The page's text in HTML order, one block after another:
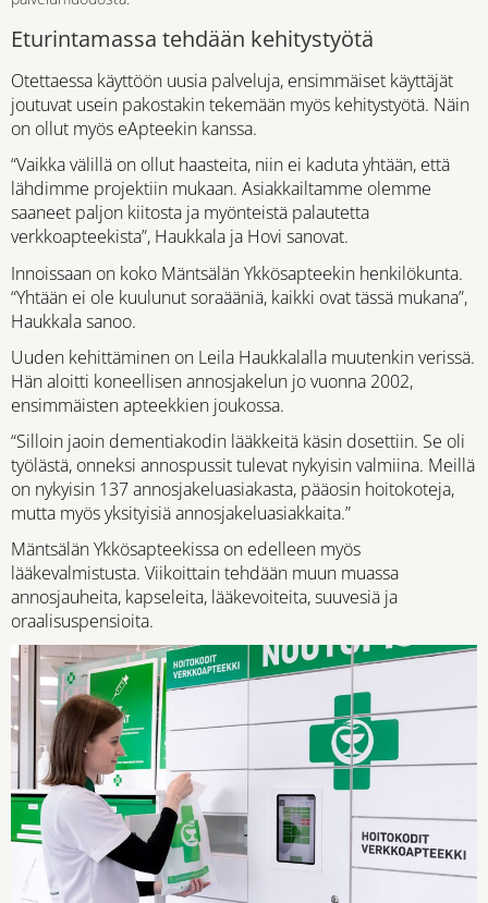
Eturintamassa tehdään kehitystyötä
Otettaessa käyttöön uusia palveluja, ensimmäiset käyttäjät
joutuvat usein pakostakin tekemään myös kehitystyötä. Näin
on ollut myös eApteekin kanssa.
“Vaikka välillä on ollut haasteita, niin ei kaduta yhtään, että
lähdimme projektiin mukaan. Asiakkailtamme olemme
saaneet paljon kiitosta ja myönteistä palautetta
verkkoapteekista”, Haukkala ja Hovi sanovat.
Innoissaan on koko Mäntsälän Ykkösapteekin henkilökunta.
“Yhtään ei ole kuulunut soraääniä, kaikki ovat tässä mukana”,
Haukkala sanoo.
Uuden kehittäminen on Leila Haukkalalla muutenkin verissä.
Hän aloitti koneellisen annosjakelun jo vuonna 2002,
ensimmäisten apteekkien joukossa.
“Silloin jaoin dementiakodin lääkkeitä käsin dosettiin. Se oli
työlästä, onneksi annospussit tulevat nykyisin valmiina. Meillä
on nykyisin 137 annosjakeluasiakasta, pääosin hoitokoteja,
mutta myös yksityisiä annosjakeluasiakkaita.”
Mäntsälän Ykkösapteekissa on edelleen myös
lääkevalmistusta. Viikoittain tehdään muun muassa
annosjauheita, kapseleita, lääkevoiteita, suuvesiä ja
oraalisuspensioita.